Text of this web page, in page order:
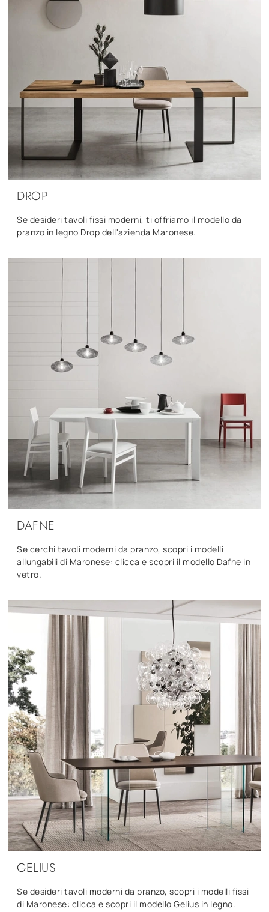
DROP
Se desideri tavoli fissi moderni, ti offriamo il modello da
pranzo in legno Drop dell'azienda Maronese.
DAFNE
Se cerchi tavoli moderni da pranzo, scopri i modelli
allungabili di Maronese: clicca e scopri il modello Dafne in
vetro.
GELIUS
Se desideri tavoli moderni da pranzo, scopri i modelli fissi
di Maronese: clicca e scopri il modello Gelius in legno.